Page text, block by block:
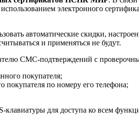
использованием электронного
автоматические скидки,
и применяться не будут.
СМС-подтверждений с
покупателя;
покупателя по номеру его телефона;
клавиатуры для доступа ко всем